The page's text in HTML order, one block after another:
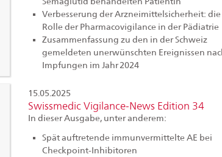
Verbesserung der Arzneimittelsicherheit: die
Rolle der Pharmacovigilance in der Pädiatrie​
Zusammenfassung zu den in der Schweiz
gemeldeten unerwünschten Ereignissen
Impfungen im Jahr 2024
15.05.2025
Swissmedic Vigilance-News Edition 34
In dieser Ausgabe, unter anderem:
Spät auftretende immunvermittelte AE bei
Checkpoint-Inhibitoren